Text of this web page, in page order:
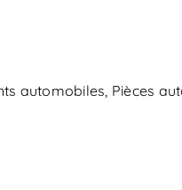
automobiles, Pièces